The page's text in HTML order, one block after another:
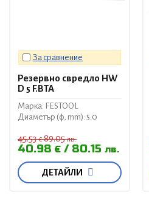
За сравнение
Резервно свредло HW
D 5 F.BTA
Марка: FESTOOL
Диаметър (ф, mm): 5.0
45.53€89.05лв.
40.98 € 80.15 лв.
ДЕТАЙЛИ